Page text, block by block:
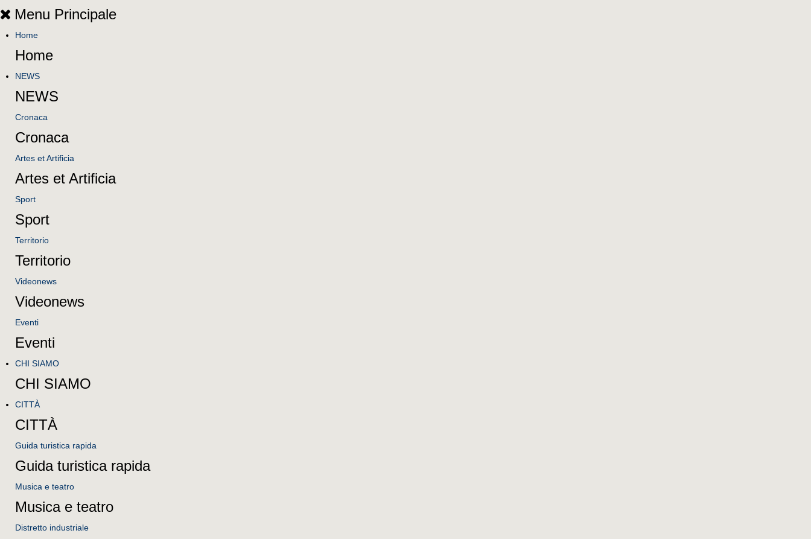
Menu Principale
Home
Home
NEWS
NEWS
Cronaca
Cronaca
Artes et Artificia
Artes et Artificia
Sport
Sport
Territorio
Territorio
Videonews
Videonews
Eventi
Eventi
CHI SIAMO
CHI SIAMO
CITTÀ
CITTÀ
Guida turistica rapida
Guida turistica rapida
Musica e teatro
Musica e teatro
Distretto industriale